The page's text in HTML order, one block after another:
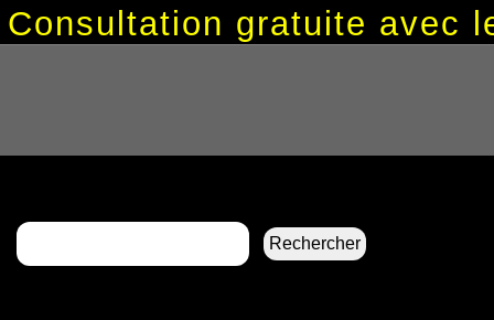
Consultation gratuite avec
Rechercher :